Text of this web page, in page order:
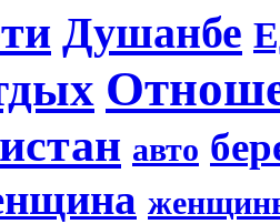
Душанбе
авто